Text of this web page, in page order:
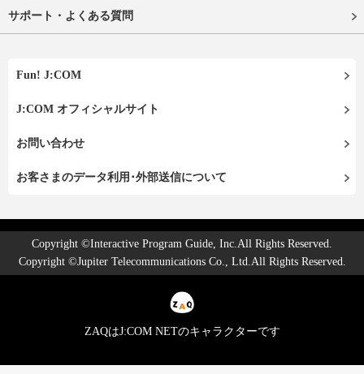
サポート・よくある質問
Fun! J:COM
J:COM オフィシャルサイト
お問い合わせ
お客さまのデータ利用･外部送信について
Copyright ©Interactive Program Guide, Inc.All Rights Reserved.
Copyright ©Jupiter Telecommunications Co., Ltd.All Rights Reserved.
ZAQはJ:COM NETのキャラクターです